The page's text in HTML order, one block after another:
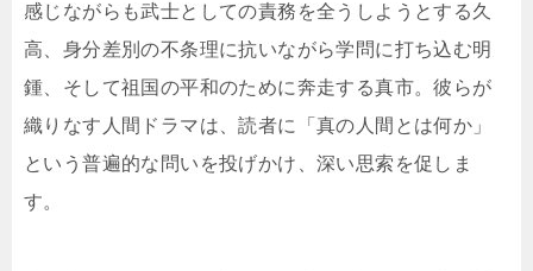
感じながらも武士としての責務を全うしようとする久
高、身分差別の不条理に抗いながら学問に打ち込む明
鍾、そして祖国の平和のために奔走する真市。彼らが
織りなす人間ドラマは、読者に「真の人間とは何か」
という普遍的な問いを投げかけ、深い思索を促しま
す。